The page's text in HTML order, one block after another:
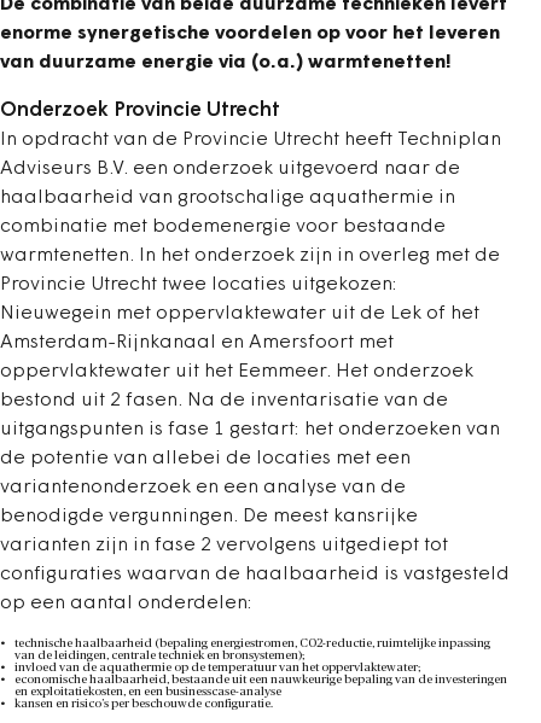
De combinatie van beide duurzame technieken levert
enorme synergetische voordelen op voor het leveren
van duurzame energie via (o.a.) warmtenetten!
Onderzoek Provincie Utrecht
In opdracht van de Provincie Utrecht heeft Techniplan
Adviseurs B.V. een onderzoek uitgevoerd naar de
haalbaarheid van grootschalige aquathermie in
combinatie met bodemenergie voor bestaande
warmtenetten. In het onderzoek zijn in overleg met de
Provincie Utrecht twee locaties uitgekozen:
Nieuwegein met oppervlaktewater uit de Lek of het
Amsterdam-Rijnkanaal en Amersfoort met
oppervlaktewater uit het Eemmeer. Het onderzoek
bestond uit 2 fasen. Na de inventarisatie van de
uitgangspunten is fase 1 gestart: het onderzoeken van
de potentie van allebei de locaties met een
variantenonderzoek en een analyse van de
benodigde vergunningen. De meest kansrijke
varianten zijn in fase 2 vervolgens uitgediept tot
configuraties waarvan de haalbaarheid is vastgesteld
op een aantal onderdelen:
technische haalbaarheid (bepaling energiestromen, CO2-reductie, ruimtelijke inpassing
van de leidingen, centrale techniek en bronsystemen);
invloed van de aquathermie op de temperatuur van het oppervlaktewater;
economische haalbaarheid, bestaande uit een nauwkeurige bepaling van de investeringen
en exploitatiekosten, en een businesscase-analyse
kansen en risico’s per beschouwde configuratie.